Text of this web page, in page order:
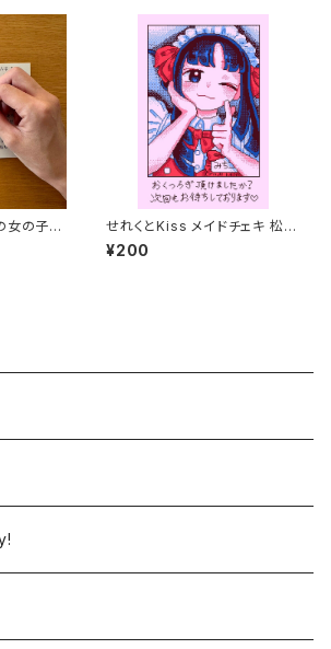
女の子と
あるい
せれくとKiss メイドチェキ 松平
三千子
¥200